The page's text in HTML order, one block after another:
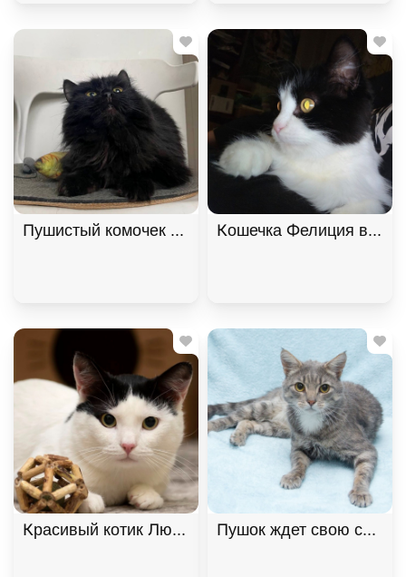
Пушистый комочек Уголёк ищет дом! В дар!,
Кошечка Фелиция в
Красивый котик Люк ищет
Пушок ждет свою